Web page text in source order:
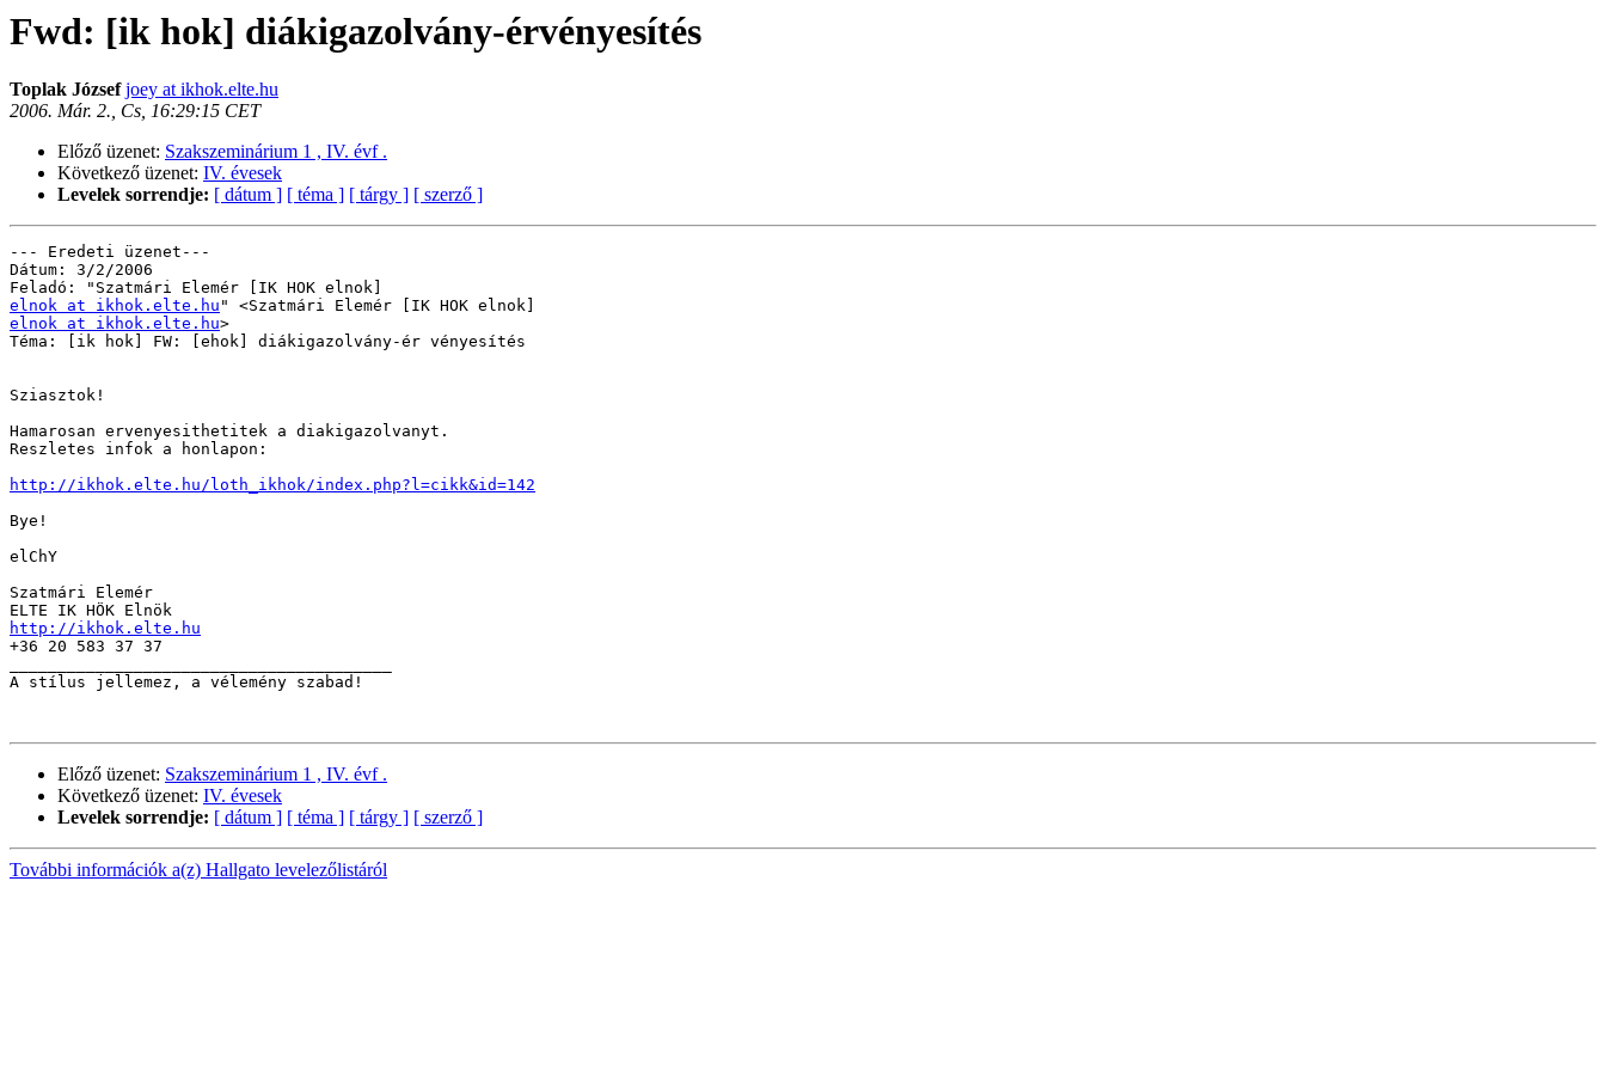
Fwd: [ik hok] diákigazolvány-érvényesítés
Toplak Józsefjoey at ikhok.elte.hu
2006. Már. 2., Cs, 16:29:15 CET
Előző üzenet: Szakszeminárium 1 , IV. évf .
Következő üzenet: IV. évesek
Levelek sorrendje: [ dátum ] [ téma ] [ tárgy ] [ szerző ]
--- Eredeti üzenet---
Dátum: 3/2/2006
elnok at ikhok.elte.hu
elnok at ikhok.elte.hu>
Téma: [ik hok] FW: [ehok] diákigazolvány-ér vényesítés
Sziasztok!
Hamarosan ervenyesithetitek a diakigazolvanyt.
Reszletes infok a honlapon:
http://ikhok.elte.hu/loth_ikhok/index.php?l=cikk&id=142
Bye!
elChY
Szatmári Elemér
http://ikhok.elte.hu
+36 20 583 37 37
A stílus jellemez, a vélemény szabad!
Előző üzenet: Szakszeminárium 1 , IV. évf .
Következő üzenet: IV. évesek
Levelek sorrendje: [ dátum ] [ téma ] [ tárgy ] [ szerző ]
További információk a(z) Hallgato levelezőlistáról